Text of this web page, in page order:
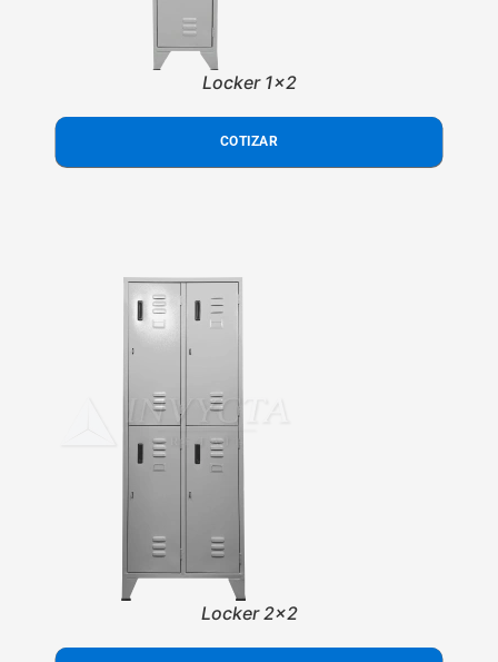
Locker 1x2
COTIZAR
Locker 2x2